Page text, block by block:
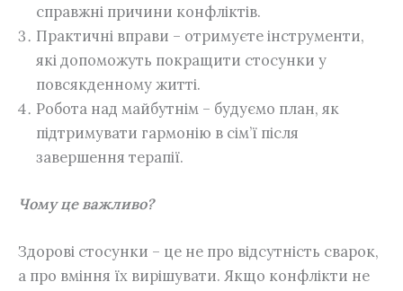
справжні причини конфліктів.
Практичні вправи – отримуєте інструменти,
які допоможуть покращити стосунки у
повсякденному житті.
Робота над майбутнім – будуємо план, як
підтримувати гармонію в сім’ї після
завершення терапії.
Чому це важливо?
Здорові стосунки – це не про відсутність сварок,
а про вміння їх вирішувати. Якщо конфлікти не